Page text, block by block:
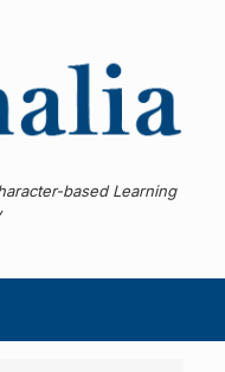
based Learning